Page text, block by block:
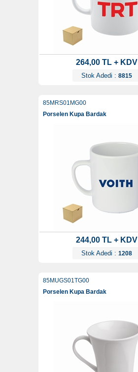
264,00 TL + KDV
Stok Adedi : 8815
85MRS01MG00
Porselen Kupa Bardak
244,00 TL + KDV
Stok Adedi : 1208
85MUGS01TG00
Porselen Kupa Bardak